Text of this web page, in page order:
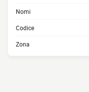
Nomi
Codice
Zona